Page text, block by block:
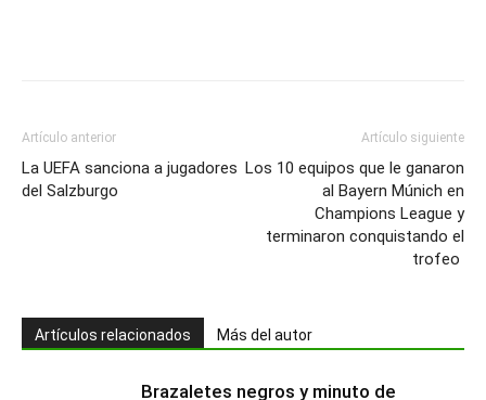
Artículo anterior
La UEFA sanciona a jugadores
del Salzburgo
Artículo siguiente
Los 10 equipos que le ganaron
al Bayern Múnich en
Champions League y
terminaron conquistando el
trofeo
Artículos relacionados Más del autor
Brazaletes negros y minuto de